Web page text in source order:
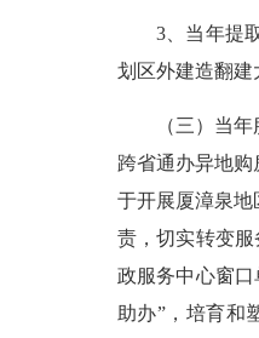
3、当年提取
划区外建造翻建
（三）当年服
跨省通办异地
于开展厦漳泉地
责，切实转变
政服务中心窗口
助办”，培育和